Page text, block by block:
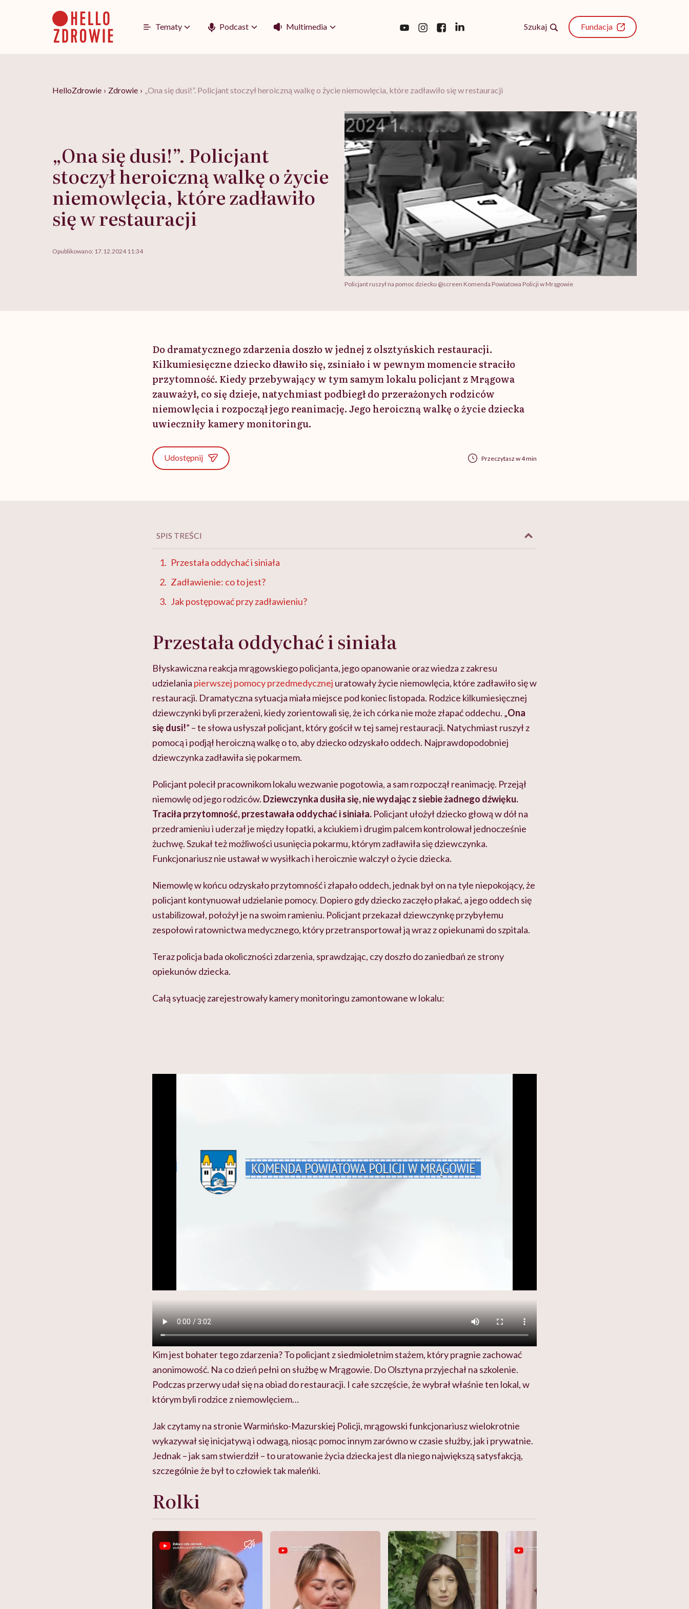
Tematy Podcast Multimedia Szukaj Fundacja
HelloZdrowie › Zdrowie › „Ona się dusi!”. Policjant stoczył heroiczną walkę o życie niemowlęcia, które zadławiło się w restauracji
„Ona się dusi!”. Policjant
stoczył heroiczną walkę o życie
niemowlęcia, które zadławiło
się w restauracji
Opublikowano: 17.12.2024 11:34
Policjant ruszył na pomoc dziecku @screen Komenda Powiatowa Policji w Mrągowie
Do dramatycznego zdarzenia doszło w jednej z olsztyńskich restauracji.
Kilkumiesięczne dziecko dławiło się, zsiniało i w pewnym momencie straciło
przytomność. Kiedy przebywający w tym samym lokalu policjant z Mrągowa
zauważył, co się dzieje, natychmiast podbiegł do przerażonych rodziców
niemowlęcia i rozpoczął jego reanimację. Jego heroiczną walkę o życie dziecka
uwieczniły kamery monitoringu.
Udostępnij Przeczytasz w 4 min
SPIS TREŚCI
Przestała oddychać i siniała
Zadławienie: co to jest?
Jak postępować przy zadławieniu?
Przestała oddychać i siniała
Błyskawiczna reakcja mrągowskiego policjanta, jego opanowanie oraz wiedza z zakresu
udzielania pierwszej pomocy przedmedycznej uratowały życie niemowlęcia, które zadławiło się w
restauracji. Dramatyczna sytuacja miała miejsce pod koniec listopada. Rodzice kilkumiesięcznej
dziewczynki byli przerażeni, kiedy zorientowali się, że ich córka nie może złapać oddechu. „Ona
się dusi!” – te słowa usłyszał policjant, który gościł w tej samej restauracji. Natychmiast ruszył z
pomocą i podjął heroiczną walkę o to, aby dziecko odzyskało oddech. Najprawdopodobniej
dziewczynka zadławiła się pokarmem.
Policjant polecił pracownikom lokalu wezwanie pogotowia, a sam rozpoczął reanimację. Przejął
niemowlę od jego rodziców. Dziewczynka dusiła się, nie wydając z siebie żadnego dźwięku.
Traciła przytomność, przestawała oddychać i siniała. Policjant ułożył dziecko głową w dół na
przedramieniu i uderzał je między łopatki, a kciukiem i drugim palcem kontrolował jednocześnie
żuchwę. Szukał też możliwości usunięcia pokarmu, którym zadławiła się dziewczynka.
Funkcjonariusz nie ustawał w wysiłkach i heroicznie walczył o życie dziecka.
Niemowlę w końcu odzyskało przytomność i złapało oddech, jednak był on na tyle niepokojący, że
policjant kontynuował udzielanie pomocy. Dopiero gdy dziecko zaczęło płakać, a jego oddech się
ustabilizował, położył je na swoim ramieniu. Policjant przekazał dziewczynkę przybyłemu
zespołowi ratownictwa medycznego, który przetransportował ją wraz z opiekunami do szpitala.
Teraz policja bada okoliczności zdarzenia, sprawdzając, czy doszło do zaniedbań ze strony
opiekunów dziecka.
Całą sytuację zarejestrowały kamery monitoringu zamontowane w lokalu:
Kim jest bohater tego zdarzenia? To policjant z siedmioletnim stażem, który pragnie zachować
anonimowość. Na co dzień pełni on służbę w Mrągowie. Do Olsztyna przyjechał na szkolenie.
Podczas przerwy udał się na obiad do restauracji. I całe szczęście, że wybrał właśnie ten lokal, w
którym byli rodzice z niemowlęciem…
Jak czytamy na stronie Warmińsko-Mazurskiej Policji, mrągowski funkcjonariusz wielokrotnie
wykazywał się inicjatywą i odwagą, niosąc pomoc innym zarówno w czasie służby, jak i prywatnie.
Jednak – jak sam stwierdził – to uratowanie życia dziecka jest dla niego największą satysfakcją,
szczególnie że był to człowiek tak maleńki.
Rolki